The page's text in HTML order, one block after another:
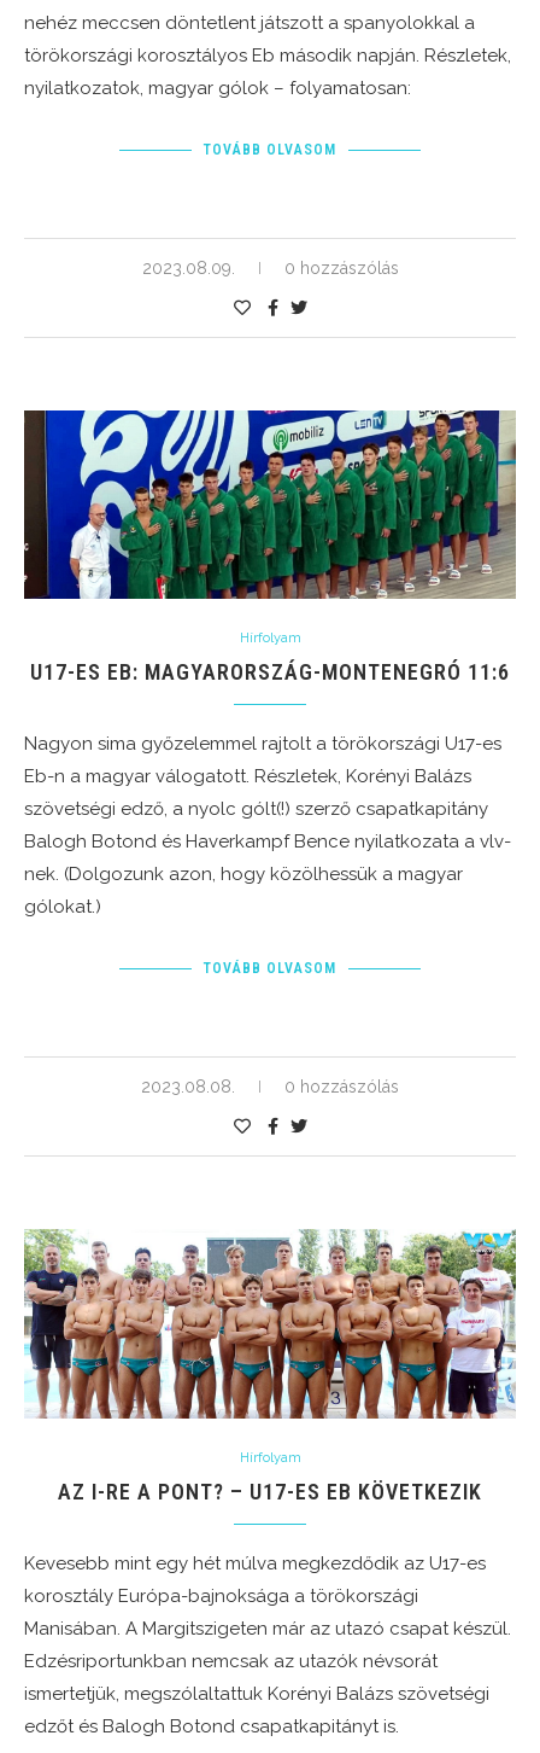
nehéz meccsen döntetlent játszott a spanyolokkal a
törökországi korosztályos Eb második napján. Részletek,
nyilatkozatok, magyar gólok – folyamatosan:
TOVÁBB OLVASOM
2023.08.09. 0 hozzászólás
Hírfolyam
U17-ES EB: MAGYARORSZÁG-MONTENEGRÓ 11:6
Nagyon sima győzelemmel rajtolt a törökországi U17-es
Eb-n a magyar válogatott. Részletek, Korényi Balázs
szövetségi edző, a nyolc gólt(!) szerző csapatkapitány
Balogh Botond és Haverkampf Bence nyilatkozata a vlv-
nek. (Dolgozunk azon, hogy közölhessük a magyar
gólokat.)
TOVÁBB OLVASOM
2023.08.08. 0 hozzászólás
Hírfolyam
AZ I-RE A PONT? – U17-ES EB KÖVETKEZIK
Kevesebb mint egy hét múlva megkezdődik az U17-es
korosztály Európa-bajnoksága a törökországi
Manisában. A Margitszigeten már az utazó csapat készül.
Edzésriportunkban nemcsak az utazók névsorát
ismertetjük, megszólaltattuk Korényi Balázs szövetségi
edzőt és Balogh Botond csapatkapitányt is.